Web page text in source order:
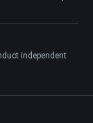
independent